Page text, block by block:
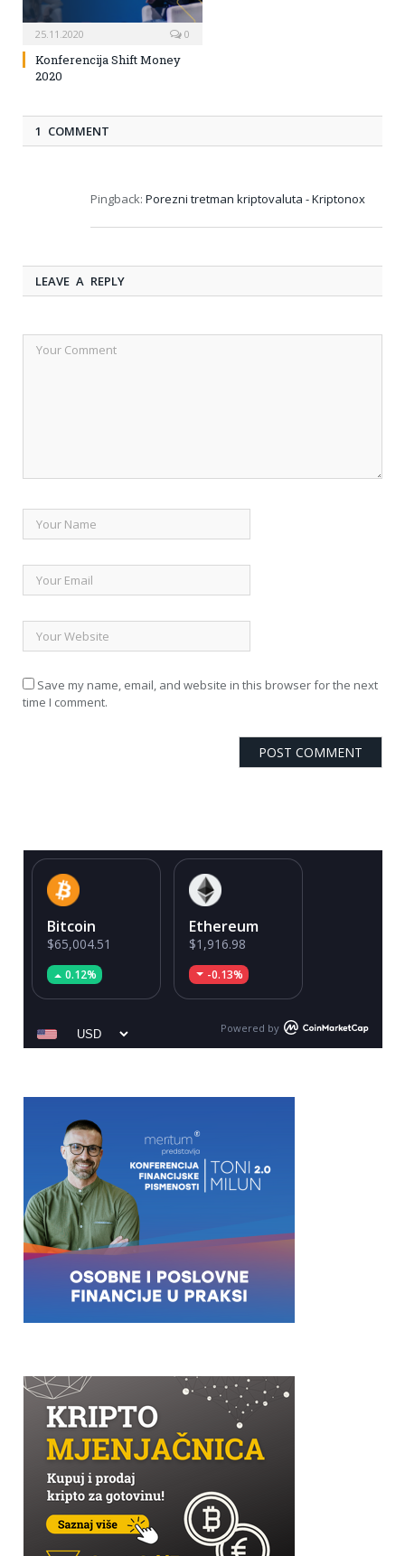
25.11.2020 0
Konferencija Shift Money
2020
1 COMMENT
Pingback: Porezni tretman kriptovaluta - Kriptonox
LEAVE A REPLY
Save my name, email, and website in this browser for the next
time I comment.
Bitcoin
$65,004.51
0.12%
Ethereum
$1,916.98
-0.13%
Powered by